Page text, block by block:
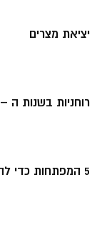
יציאת מצרים
רוחניות בשנות ה – 2000
5 המפתחות כדי להגיע לשלמות